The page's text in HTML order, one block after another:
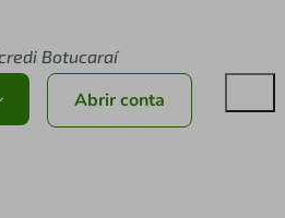
Botucaraí
Abrir conta